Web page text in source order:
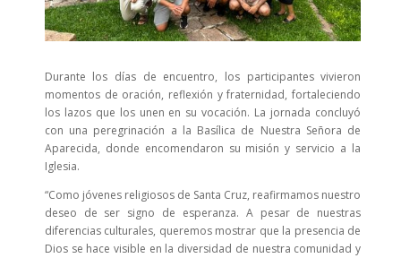
Durante los días de encuentro, los participantes vivieron
momentos de oración, reflexión y fraternidad, fortaleciendo
los lazos que los unen en su vocación. La jornada concluyó
con una peregrinación a la Basílica de Nuestra Señora de
Aparecida, donde encomendaron su misión y servicio a la
Iglesia.
“Como jóvenes religiosos de Santa Cruz, reafirmamos nuestro
deseo de ser signo de esperanza. A pesar de nuestras
diferencias culturales, queremos mostrar que la presencia de
Dios se hace visible en la diversidad de nuestra comunidad y